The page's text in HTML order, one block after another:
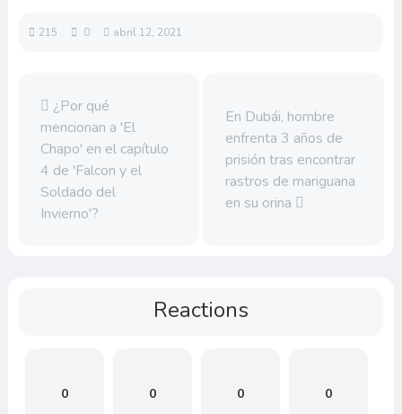
215 0 abril 12, 2021
¿Por qué
mencionan a 'El
Chapo' en el capítulo
4 de 'Falcon y el
Soldado del
Invierno'?
En Dubái, hombre
enfrenta 3 años de
prisión tras encontrar
rastros de mariguana
en su orina
Reactions
0 0 0 0